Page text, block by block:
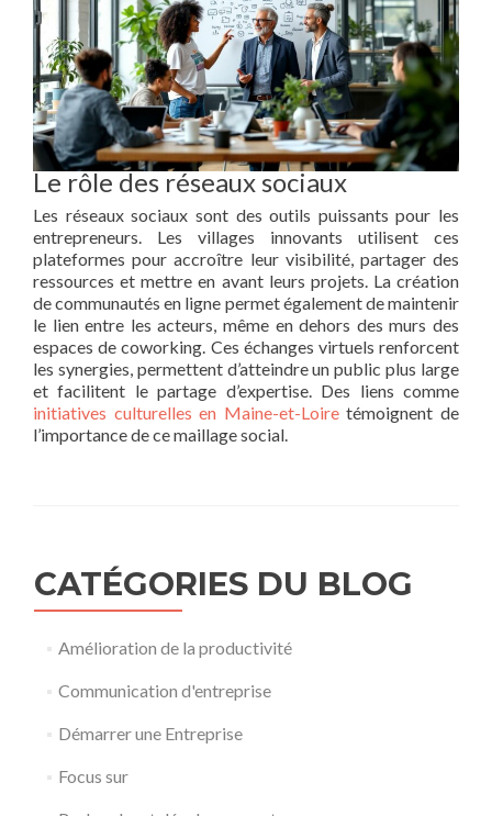
Le rôle des réseaux sociaux
Les réseaux sociaux sont des outils puissants pour les
entrepreneurs. Les villages innovants utilisent ces
plateformes pour accroître leur visibilité, partager des
ressources et mettre en avant leurs projets. La création
de communautés en ligne permet également de maintenir
le lien entre les acteurs, même en dehors des murs des
espaces de coworking. Ces échanges virtuels renforcent
les synergies, permettent d’atteindre un public plus large
et facilitent le partage d’expertise. Des liens comme
initiatives culturelles en Maine-et-Loiretémoignent de
l’importance de ce maillage social.
CATÉGORIES DU BLOG
Amélioration de la productivité
Communication d'entreprise
Démarrer une Entreprise
Focus sur